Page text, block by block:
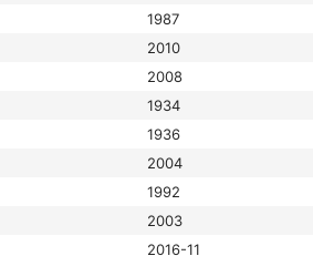
1987
2010
2008
1934
1936
2004
1992
2003
2016-11